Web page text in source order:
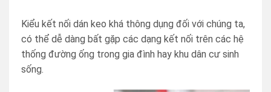
Kiểu kết nối dán keo khá thông dụng đối với chúng ta,
có thể dễ dàng bất gặp các dạng kết nối trên các hệ
thống đường ống trong gia đình hay khu dân cư sinh
sống.